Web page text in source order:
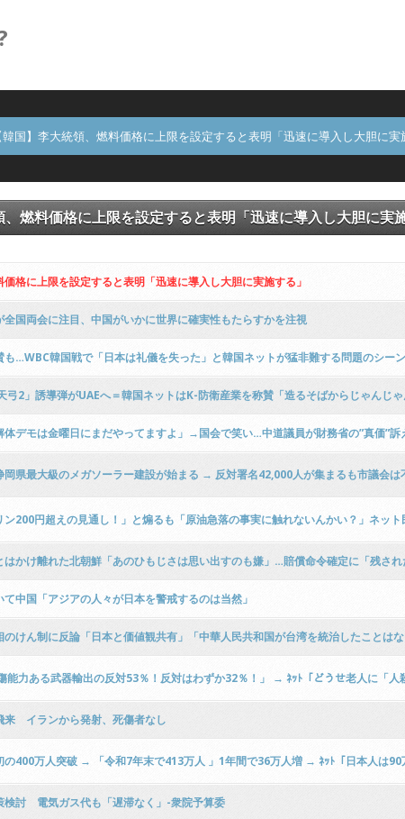
韓国】李大統領、燃料価格‌に上限を設定すると表明「迅速に導入し大胆​に実
、燃料価格‌に上限を設定すると表明「迅速に導入し大胆​に実
価格‌に上限を設定すると表明「迅速に導入し大胆​に実施する」
全国両会に注目、中国がいかに世界に確実性もたらすかを注視
も…WBC韓国戦で「日本は礼儀を失った」と韓国ネットが猛非難する問題のシーン
弓2」誘導弾がUAEへ＝韓国ネットはK-防衛産業を称賛「造るそばからじゃんじゃ
体デモは金曜日にまだやってますよ」→国会で笑い…中道議員が財務省の”真価”
岡県最大級のメガソーラー建設が始まる → 反対署名42,000人が集まるも市議会
ン200円超えの見通し！」と煽るも「原油急落の事実に触れないんかい？」ネッ
はかけ離れた北朝鮮「あのひもじさは思い出すのも嫌」…賠償命令確定に「残され
中国「アジアの人々が日本を警戒するのは当然」
けん制に反論「日本と価値観共有」「中華人民共和国が台湾を統治したことはな
能力ある武器輸出の反対53％！反対はわずか32％！」 → ﾈｯﾄ「どうせ老人に「
来 イランから発射、死傷者なし
の400万人突破 → 「令和7年末で413万人 」1年間で36万人増 → ﾈｯﾄ「日本人は
検討 電気ガス代も「遅滞なく」-衆院予算委